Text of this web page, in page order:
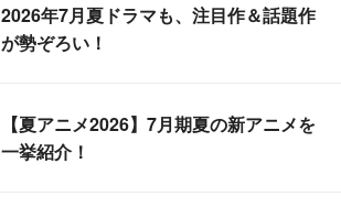
2026年7月夏ドラマも、注目作＆話題作
が勢ぞろい！
【夏アニメ2026】7月期夏の新アニメを
一挙紹介！